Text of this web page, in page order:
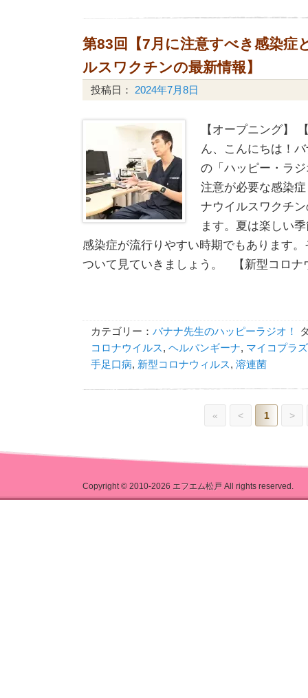
第83回【7月に注意すべき感染症
ルスワクチンの最新情報】
投稿日： 2024年7月8日
【オープニング】
ん、こんにちは！
の「ハッピー・ラ
注意が必要な感染
ナウイルスワクチ
ます。夏は楽しい
感染症が流行りやすい時期でもあります
ついて見ていきましょう。 【新型コロ
カテゴリー： バナナ先生のハッピーラジオ！
コロナウイルス, ヘルパンギーナ, マイコプラ
手足口病, 新型コロナウィルス, 溶連菌
« < 1 >
Copyright © 2010-2026 エフエム松戸 All rights reserved.